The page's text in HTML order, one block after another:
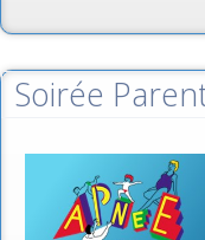
Soirée